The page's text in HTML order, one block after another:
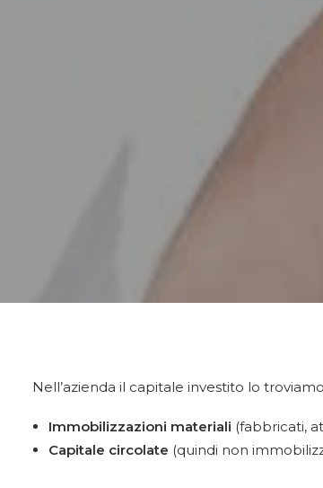
Nell’azienda il capitale investito lo
Immobilizzazioni materiali (fabbricati,
Capitale circolate (quindi non